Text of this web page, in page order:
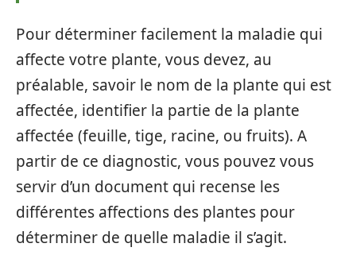
Pour déterminer facilement la maladie qui
affecte votre plante, vous devez, au
préalable, savoir le nom de la plante qui est
affectée, identifier la partie de la plante
affectée (feuille, tige, racine, ou fruits). A
partir de ce diagnostic, vous pouvez vous
servir d’un document qui recense les
différentes affections des plantes pour
déterminer de quelle maladie il s’agit.